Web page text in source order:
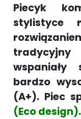
Piecyk
stylistyce
wspaniały
bardzo
(A+). Piec
(Eco design).